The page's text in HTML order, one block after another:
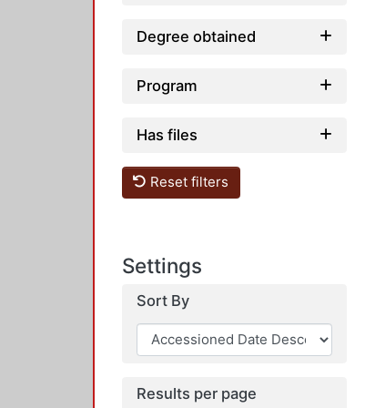
Degree obtained
Program
Has files
Reset filters
Settings
Sort By
Results per page